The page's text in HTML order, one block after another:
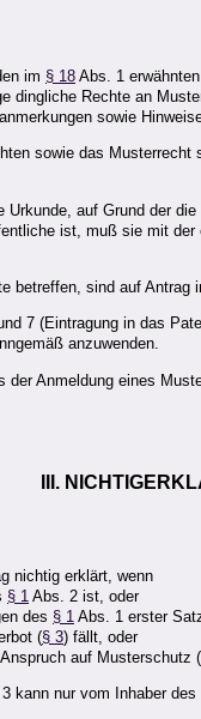
im § 18 Abs. 1
dingliche Rechte an
sowie
sowie das Musterrecht
auf Grund der
ist, muß sie mit
betreffen, sind auf Antrag
7 (Eintragung in das
anzuwenden.
der Anmeldung eines
III.
nichtig erklärt, wenn
§ 1 Abs. 2 ist, oder
des § 1 Abs. 1 erster
(§ 3) fällt, oder
auf Musterschutz (
kann nur vom Inhaber